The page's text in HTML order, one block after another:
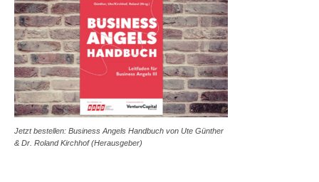
Jetzt bestellen: Business Angels Handbuch von Ute Günther
& Dr. Roland Kirchhof (Herausgeber)